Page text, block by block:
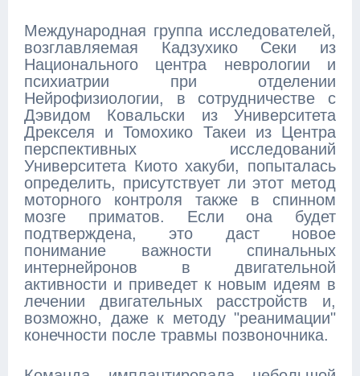
Международная группа исследователей,
возглавляемая Кадзухико Секи из
Национального центра неврологии и
психиатрии при отделении
Нейрофизиологии, в сотрудничестве с
Дэвидом Ковальски из Университета
Дрекселя и Томохико Такеи из Центра
перспективных исследований
Университета Киото хакуби, попыталась
определить, присутствует ли этот метод
моторного контроля также в спинном
мозге приматов. Если она будет
подтверждена, это даст новое
понимание важности спинальных
интернейронов в двигательной
активности и приведет к новым идеям в
лечении двигательных расстройств и,
возможно, даже к методу "реанимации"
конечности после травмы позвоночника.